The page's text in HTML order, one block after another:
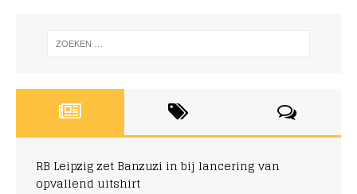
RB Leipzig zet Banzuzi in bij lancering van
opvallend uitshirt